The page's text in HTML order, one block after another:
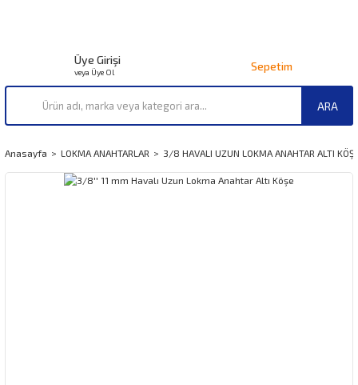
ARA
Üye Girişi
veya Üye Ol Sepetim
Anasayfa LOKMA ANAHTARLAR 3/8 HAVALI UZUN LOKMA ANAHTAR ALTI